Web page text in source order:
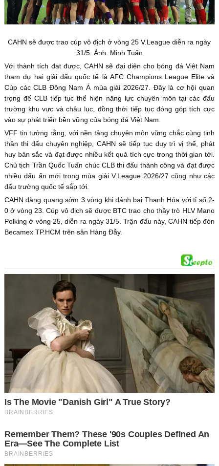
CAHN sẽ được trao cúp vô địch ở vòng 25 V.League diễn ra ngày
31/5. Ảnh: Minh Tuấn
Với thành tích đạt được, CAHN sẽ đại diện cho bóng đá Việt Nam
tham dự hai giải đấu quốc tế là AFC Champions League Elite và
Cúp các CLB Đông Nam Á mùa giải 2026/27. Đây là cơ hội quan
trọng để CLB tiếp tục thể hiện năng lực chuyên môn tại các đấu
trường khu vực và châu lục, đồng thời tiếp tục đóng góp tích cực
vào sự phát triển bền vững của bóng đá Việt Nam.
VFF tin tưởng rằng, với nền tảng chuyên môn vững chắc cùng tinh
thần thi đấu chuyên nghiệp, CAHN sẽ tiếp tục duy trì vị thế, phát
huy bản sắc và đạt được nhiều kết quả tích cực trong thời gian tới.
Chủ tịch Trần Quốc Tuấn chúc CLB thi đấu thành công và đạt được
nhiều dấu ấn mới trong mùa giải V.League 2026/27 cũng như các
đấu trường quốc tế sắp tới.
CAHN đăng quang sớm 3 vòng khi đánh bại Thanh Hóa với tỉ số 2-
0 ở vòng 23. Cúp vô địch sẽ được BTC trao cho thầy trò HLV Mano
Polking ở vòng 25, diễn ra ngày 31/5. Trận đấu này, CAHN tiếp đón
Becamex TP.HCM trên sân Hàng Đẫy.